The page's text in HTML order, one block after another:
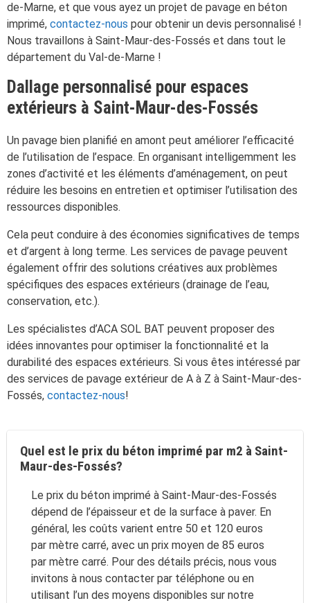
de-Marne, et que vous ayez un projet de pavage en béton
imprimé, contactez-nous pour obtenir un devis personnalisé !
Nous travaillons à Saint-Maur-des-Fossés et dans tout le
département du Val-de-Marne !
Dallage personnalisé pour espaces
extérieurs à Saint-Maur-des-Fossés
Un pavage bien planifié en amont peut améliorer l’efficacité
de l’utilisation de l’espace. En organisant intelligemment les
zones d’activité et les éléments d’aménagement, on peut
réduire les besoins en entretien et optimiser l’utilisation des
ressources disponibles.
Cela peut conduire à des économies significatives de temps
et d’argent à long terme. Les services de pavage peuvent
également offrir des solutions créatives aux problèmes
spécifiques des espaces extérieurs (drainage de l’eau,
conservation, etc.).
Les spécialistes d’ACA SOL BAT peuvent proposer des
idées innovantes pour optimiser la fonctionnalité et la
durabilité des espaces extérieurs. Si vous êtes intéressé par
des services de pavage extérieur de A à Z à Saint-Maur-des-
Fossés, contactez-nous!
Quel est le prix du béton imprimé par m2 à Saint-
Maur-des-Fossés?
Le prix du béton imprimé à Saint-Maur-des-Fossés
dépend de l’épaisseur et de la surface à paver. En
général, les coûts varient entre 50 et 120 euros
par mètre carré, avec un prix moyen de 85 euros
par mètre carré. Pour des détails précis, nous vous
invitons à nous contacter par téléphone ou en
utilisant l’un des moyens disponibles sur notre